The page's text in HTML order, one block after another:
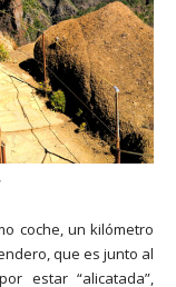
un kilómetro
que es junto al
estar “alicatada”,